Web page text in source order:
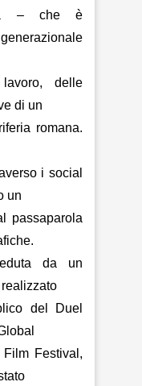
– che è
delle
di un
romana.
i social
un
passaparola
da un
del Duel
Festival,